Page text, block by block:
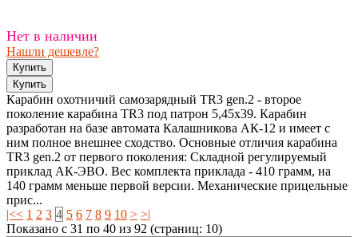
Нет в наличии
Нашли дешевле?
Карабин охотничий самозарядный TR3 gen.2 - второе
поколение карабина TR3 под патрон 5,45х39. Карабин
разработан на базе автомата Калашникова АК-12 и имеет с
ним полное внешнее сходство. Основные отличия карабина
TR3 gen.2 от первого поколения: Складной регулируемый
приклад АК-ЭВО. Вес комплекта приклада - 410 грамм, на
140 грамм меньше первой версии. Механические прицельные
прис...
|<< 1 2 3 4 5 6 7 8 9 10 > >|
Показано с 31 по 40 из 92 (страниц: 10)